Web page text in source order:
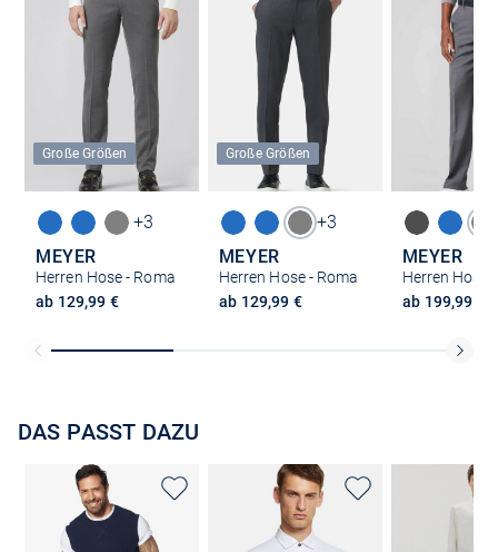
Große Größen
+3
MEYER
Herren Hose - Roma
ab 129,99 €
Große Größen
+3
MEYER
Herren Hose - Roma
ab 129,99 €
MEYER
Herren Hose
ab 199,99 €
DAS PASST DAZU